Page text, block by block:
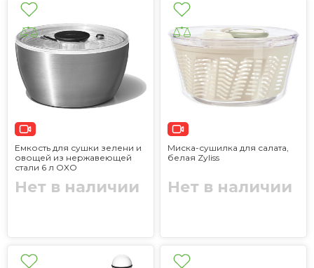
Емкость для сушки зелени и
овощей из нержавеющей
стали 6 л OXO
Нет в наличии
Миска-сушилка для салата,
белая Zyliss
Нет в наличии